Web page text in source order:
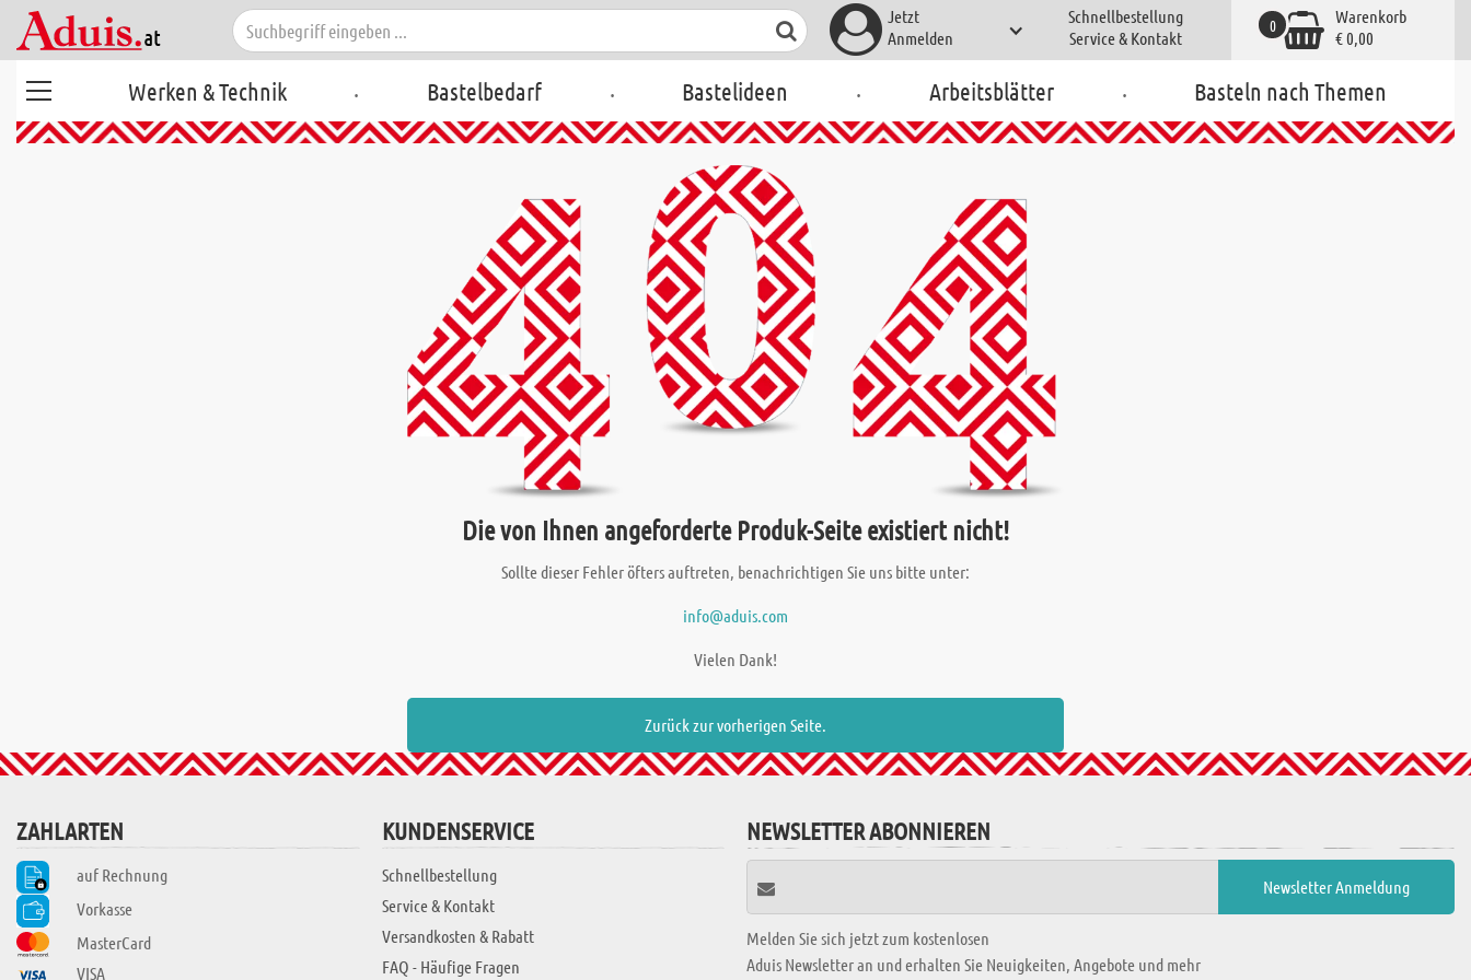
Jetzt
Anmelden
Schnellbestellung
Service & Kontakt
Warenkorb
€ 0,00
0
Werken & Technik . Bastelbedarf . Bastelideen . Arbeitsblätter . Basteln nach Themen
Die von Ihnen angeforderte Produk-Seite existiert nicht!
Sollte dieser Fehler öfters auftreten, benachrichtigen Sie uns bitte unter:
info@aduis.com
Vielen Dank!
Zurück zur vorherigen Seite.
ZAHLARTEN
auf Rechnung
Vorkasse
MasterCard
VISA
KUNDENSERVICE
Schnellbestellung
Service & Kontakt
Versandkosten & Rabatt
FAQ - Häufige Fragen
NEWSLETTER ABONNIEREN
Melden Sie sich jetzt zum kostenlosen
Aduis Newsletter an und erhalten Sie Neuigkeiten, Angebote und mehr